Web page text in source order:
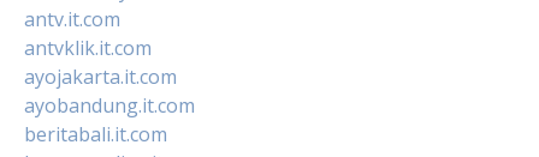
antv.it.com
antvklik.it.com
ayojakarta.it.com
ayobandung.it.com
beritabali.it.com